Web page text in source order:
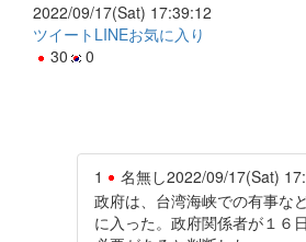
2022/09/17(Sat) 17:39:12
ツイート LINEお気に入り
30
0
1 名無し2022/09/17(Sat)
政府は、台湾海峡での有事な
に入った。政府関係者が１６